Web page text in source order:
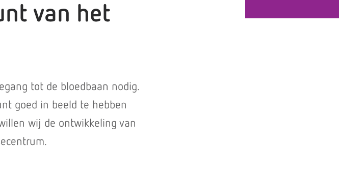
van het
tot de bloedbaan nodig.
goed in beeld te hebben
wij de ontwikkeling van